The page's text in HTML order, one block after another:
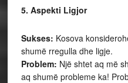
5. Aspekti Ligjor
Sukses: Kosova
shumë rregulla dhe ligje.
Problem: Një shtet aq më
aq shumë probleme ka!